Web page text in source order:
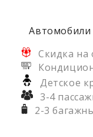
Скидка на
Детское
3-4
2-3